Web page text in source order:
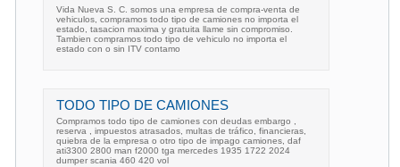
Vida Nueva S. C. somos una empresa de compra-venta de
vehiculos, compramos todo tipo de camiones no importa el
estado, tasacion maxima y gratuita llame sin compromiso.
Tambien compramos todo tipo de vehiculo no importa el
estado con o sin ITV contamo
TODO TIPO DE CAMIONES
Compramos todo tipo de camiones con deudas embargo ,
reserva , impuestos atrasados, multas de tráfico, financieras,
quiebra de la empresa o otro tipo de impago camiones, daf
ati3300 2800 man f2000 tga mercedes 1935 1722 2024
dumper scania 460 420 vol